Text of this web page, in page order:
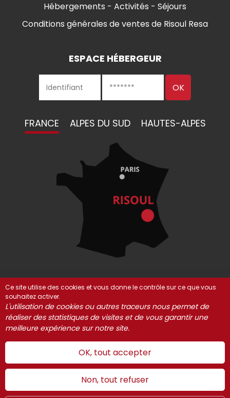
Hébergements - Activités - Séjours
Conditions générales de ventes de Risoul Resa
ESPACE HÉBERGEUR
FRANCE ALPES DU SUD HAUTES-ALPES
© Risoul 2021-2025 Mentions Légales
Partenaires
Gestion des cookies
Ce site utilise des cookies et vous donne le contrôle sur ce que vous
souhaitez activer.
L'utilisation de cookies ou autres traceurs nous permet de
réaliser des statistiques de visites et de vous garantir une
meilleure expérience sur notre site.
OK, tout accepter
Non, tout refuser